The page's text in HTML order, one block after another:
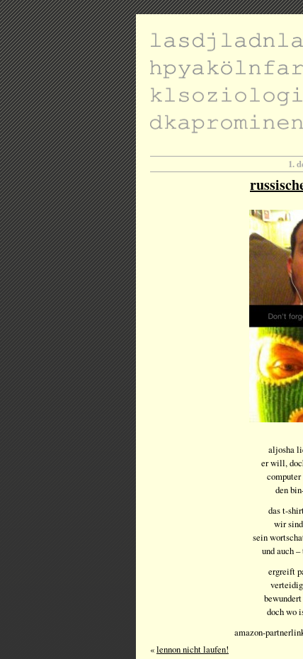
1.
aljosha
er will,
den
das t-
wir
sein
und auch
ergreift
doch wo
amazon-
«lennon nicht laufen!